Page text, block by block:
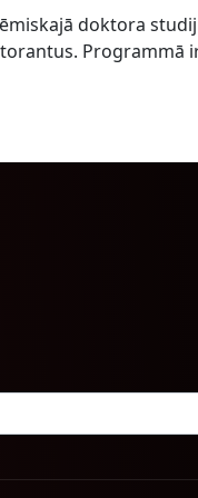
doktora
Programmā